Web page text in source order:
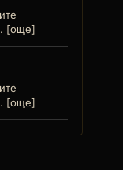
[още]
[още]